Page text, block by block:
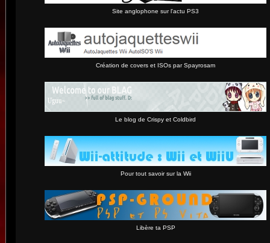
Site anglophone sur l'actu PS3
Création de covers et ISOs par Spayrosam
Le blog de Crispy et Coldbird
Pour tout savoir sur la Wii
Libère ta PSP